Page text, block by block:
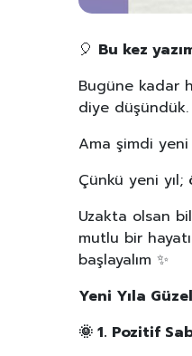
🎈 Bu kez
Bugüne kadar
diye düşündük.
Ama şimdi yeni
Çünkü yeni
Uzakta olsan
mutlu bir
başlayalım ✨
Yeni Yıla
🌞 1. Pozitif